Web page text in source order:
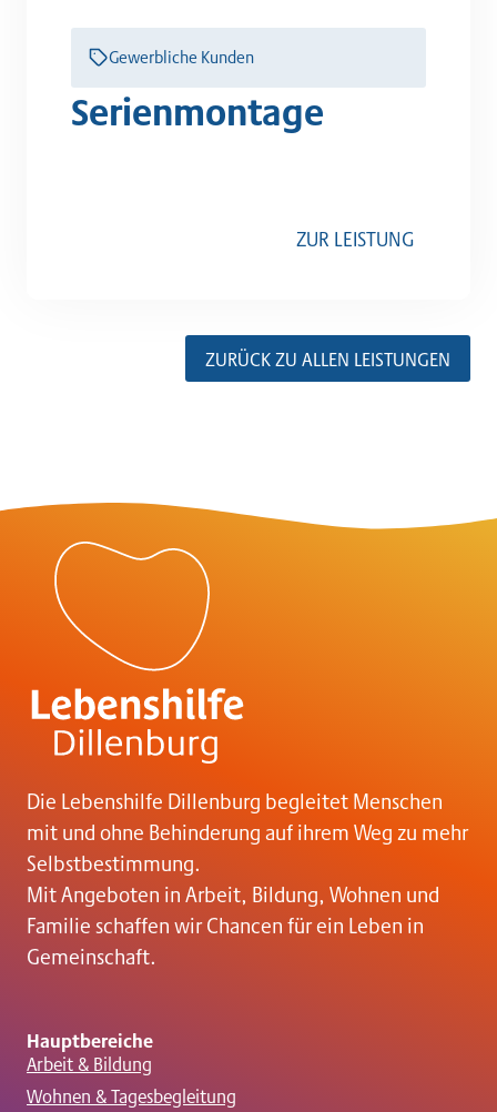
Gewerbliche Kunden
Serienmontage
ZUR LEISTUNG
ZURÜCK ZU ALLEN LEISTUNGEN
Die Lebenshilfe Dillenburg begleitet Menschen
mit und ohne Behinderung auf ihrem Weg zu mehr
Selbstbestimmung.
Mit Angeboten in Arbeit, Bildung, Wohnen und
Familie schaffen wir Chancen für ein Leben in
Gemeinschaft.
Hauptbereiche
Arbeit & Bildung
Wohnen & Tagesbegleitung